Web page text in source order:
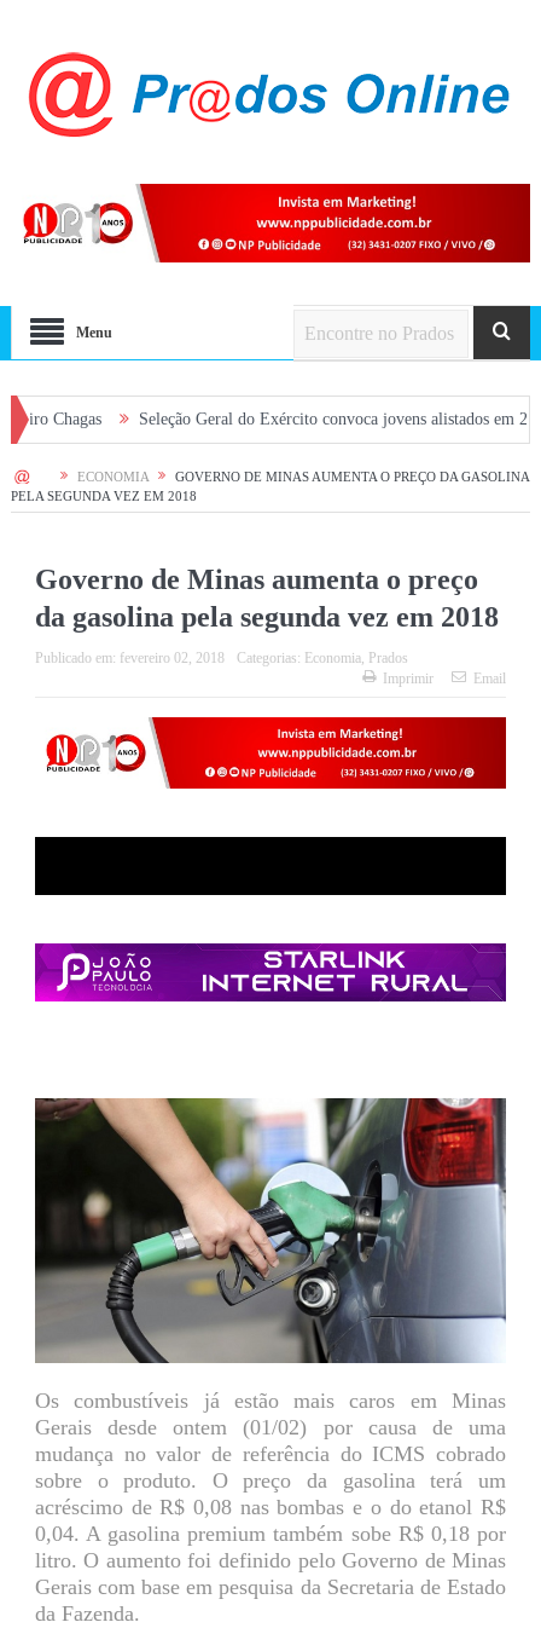
Menu
Seleção Geral do Exército convoca jovens alistados em 2026 em
HOME ECONOMIA
GOVERNO DE MINAS AUMENTA O PREÇO DA GASOLINA
PELA SEGUNDA VEZ EM 2018
Governo de Minas aumenta o preço
da gasolina pela segunda vez em 2018
Publicado em: fevereiro 02, 2018 Categorias: Economia, Prados
Imprimir
Email
Os combustíveis já estão mais caros em Minas
Gerais desde ontem (01/02) por causa de uma
mudança no valor de referência do ICMS cobrado
sobre o produto. O preço da gasolina terá um
acréscimo de R$ 0,08 nas bombas e o do etanol R$
0,04. A gasolina premium também sobe R$ 0,18 por
litro. O aumento foi definido pelo Governo de Minas
Gerais com base em pesquisa da Secretaria de Estado
da Fazenda.